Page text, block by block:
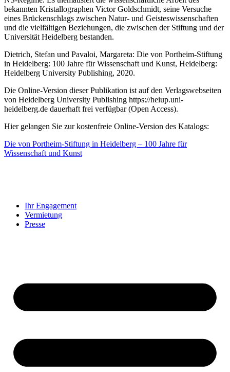
bekannten Kristallographen Victor Goldschmidt, seine Versuche
eines Brückenschlags zwischen Natur- und Geisteswissenschaften
und die vielfältigen Beziehungen, die zwischen der Stiftung und der
Universität Heidelberg bestanden.
Dietrich, Stefan und Pavaloi, Margareta: Die von Portheim-Stiftung
in Heidelberg: 100 Jahre für Wissenschaft und Kunst, Heidelberg:
Heidelberg University Publishing, 2020.
Die Online-Version dieser Publikation ist auf den Verlagswebseiten
von Heidelberg University Publishing https://heiup.uni-
heidelberg.de dauerhaft frei verfügbar (Open Access).
Hier gelangen Sie zur kostenfreie Online-Version des Katalogs:
Die von Portheim-Stiftung in Heidelberg – 100 Jahre für
Wissenschaft und Kunst
Ihr Engagement
Vermietung
Presse